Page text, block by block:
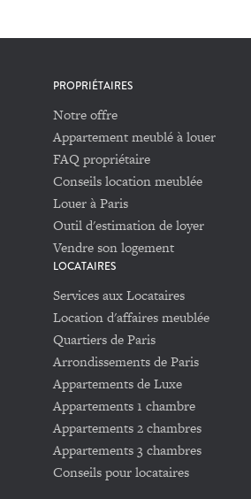
PROPRIÉTAIRES
Notre offre
Appartement meublé à louer
FAQ propriétaire
Conseils location meublée
Louer à Paris
Outil d'estimation de loyer
Vendre son logement
LOCATAIRES
Services aux Locataires
Location d'affaires meublée
Quartiers de Paris
Arrondissements de Paris
Appartements de Luxe
Appartements 1 chambre
Appartements 2 chambres
Appartements 3 chambres
Conseils pour locataires